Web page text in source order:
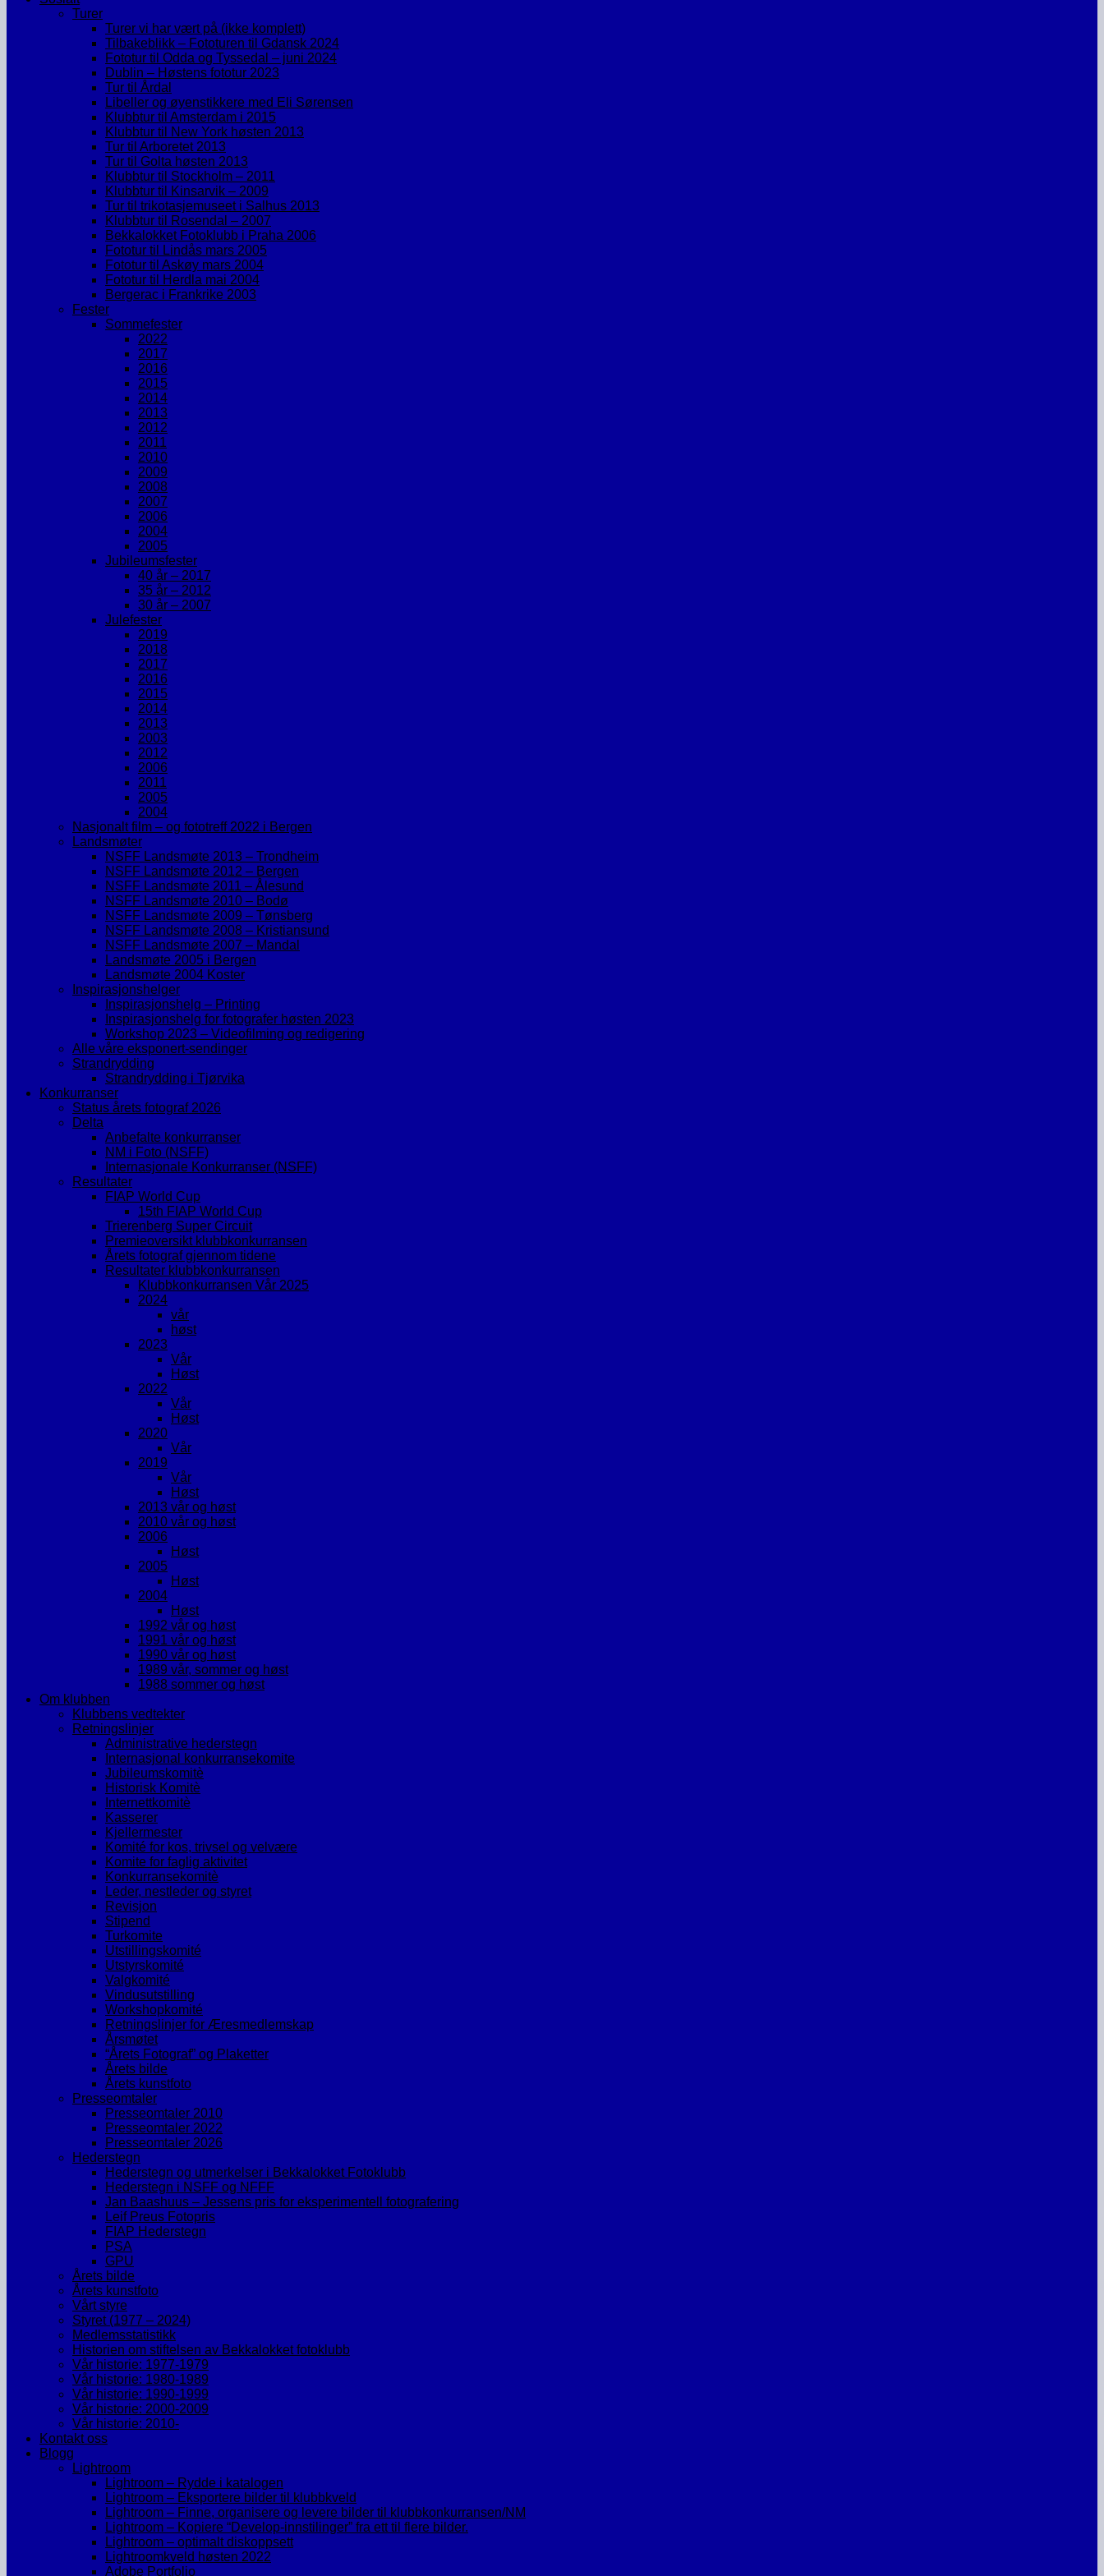
Turer
Turer vi har vært på (ikke komplett)
Tilbakeblikk – Fototuren til Gdansk 2024
Fototur til Odda og Tyssedal – juni 2024
Dublin – Høstens fototur 2023
Tur til Årdal
Libeller og øyenstikkere med Eli Sørensen
Klubbtur til Amsterdam i 2015
Klubbtur til New York høsten 2013
Tur til Arboretet 2013
Tur til Golta høsten 2013
Klubbtur til Stockholm – 2011
Klubbtur til Kinsarvik – 2009
Tur til trikotasjemuseet i Salhus 2013
Klubbtur til Rosendal – 2007
Bekkalokket Fotoklubb i Praha 2006
Fototur til Lindås mars 2005
Fototur til Askøy mars 2004
Fototur til Herdla mai 2004
Bergerac i Frankrike 2003
Fester
Sommefester
2022
2017
2016
2015
2014
2013
2012
2011
2010
2009
2008
2007
2006
2004
2005
Jubileumsfester
40 år – 2017
35 år – 2012
30 år – 2007
Julefester
2019
2018
2017
2016
2015
2014
2013
2003
2012
2006
2011
2005
2004
Nasjonalt film – og fototreff 2022 i Bergen
Landsmøter
NSFF Landsmøte 2013 – Trondheim
NSFF Landsmøte 2012 – Bergen
NSFF Landsmøte 2011 – Ålesund
NSFF Landsmøte 2010 – Bodø
NSFF Landsmøte 2009 – Tønsberg
NSFF Landsmøte 2008 – Kristiansund
NSFF Landsmøte 2007 – Mandal
Landsmøte 2005 i Bergen
Landsmøte 2004 Koster
Inspirasjonshelger
Inspirasjonshelg – Printing
Inspirasjonshelg for fotografer høsten 2023
Workshop 2023 – Videofilming og redigering
Alle våre eksponert-sendinger
Strandrydding
Strandrydding i Tjørvika
Konkurranser
Status årets fotograf 2026
Delta
Anbefalte konkurranser
NM i Foto (NSFF)
Internasjonale Konkurranser (NSFF)
Resultater
FIAP World Cup
15th FIAP World Cup
Trierenberg Super Circuit
Premieoversikt klubbkonkurransen
Årets fotograf gjennom tidene
Resultater klubbkonkurransen
Klubbkonkurransen Vår 2025
2024
vår
høst
2023
Vår
Høst
2022
Vår
Høst
2020
Vår
2019
Vår
Høst
2013 vår og høst
2010 vår og høst
2006
Høst
2005
Høst
2004
Høst
1992 vår og høst
1991 vår og høst
1990 vår og høst
1989 vår, sommer og høst
1988 sommer og høst
Om klubben
Klubbens vedtekter
Retningslinjer
Administrative hederstegn
Internasjonal konkurransekomite
Jubileumskomitè
Historisk Komitè
Internettkomitè
Kasserer
Kjellermester
Komité for kos, trivsel og velvære
Komite for faglig aktivitet
Konkurransekomitè
Leder, nestleder og styret
Revisjon
Stipend
Turkomite
Utstillingskomité
Utstyrskomité
Valgkomité
Vindusutstilling
Workshopkomité
Retningslinjer for Æresmedlemskap
Årsmøtet
“Årets Fotograf” og Plaketter
Årets bilde
Årets kunstfoto
Presseomtaler
Presseomtaler 2010
Presseomtaler 2022
Presseomtaler 2026
Hederstegn
Hederstegn og utmerkelser i Bekkalokket Fotoklubb
Hederstegn i NSFF og NFFF
Jan Baashuus – Jessens pris for eksperimentell fotografering
Leif Preus Fotopris
FIAP Hederstegn
PSA
GPU
Årets bilde
Årets kunstfoto
Vårt styre
Styret (1977 – 2024)
Medlemsstatistikk
Historien om stiftelsen av Bekkalokket fotoklubb
Vår historie: 1977-1979
Vår historie: 1980-1989
Vår historie: 1990-1999
Vår historie: 2000-2009
Vår historie: 2010-
Kontakt oss
Blogg
Lightroom
Lightroom – Rydde i katalogen
Lightroom – Eksportere bilder til klubbkveld
Lightroom – Finne, organisere og levere bilder til klubbkonkurransen/NM
Lightroom – Kopiere “Develop-innstilinger” fra ett til flere bilder.
Lightroom – optimalt diskoppsett
Lightroomkveld høsten 2022
Adobe Portfolio